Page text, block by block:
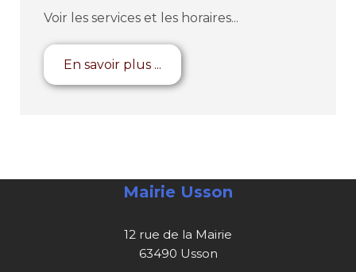
Voir les services et les horaires...
En savoir plus ...
Mairie Usson
12 rue de la Mairie
63490 Usson